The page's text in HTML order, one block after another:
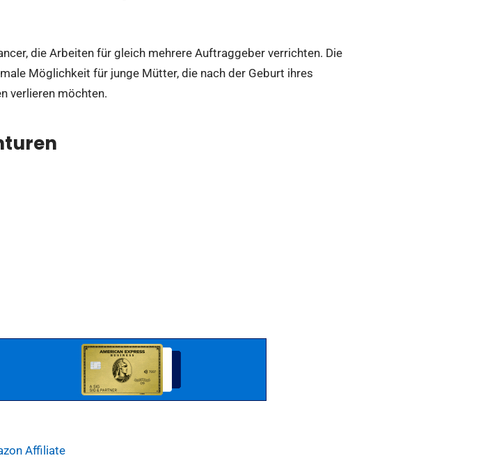
die Arbeiten für gleich mehrere Auftraggeber verrichten. Die
Möglichkeit für junge Mütter, die nach der Geburt ihres
verlieren möchten.
Affiliate